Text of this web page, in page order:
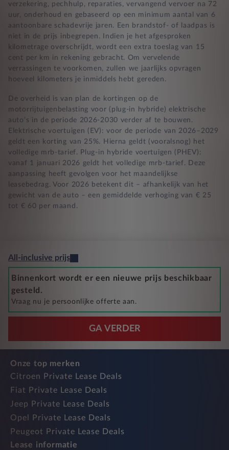
verzekering, pechhulp, reparaties, vervangend vervoer na 72
uur, onderhoud en gebaseerd op een minimum aantal van 6
aantoonbare schadevrije jaren. Een brandstof- of laadpas is
niet in de prijs inbegrepen. Indien je het afgesproken
kilometrage overschrijdt, wordt een extra toeslag van 15
cent per km in rekening gebracht. Om vervelende
verrassingen te voorkomen, zullen we jaarlijks opvragen
hoeveel kilometers je inmiddels hebt gereden.
De overheid is van plan de kortingen op de
motorrijtuigenbelasting voor (plug-in hybride) elektrische
auto’s in de periode 2026-2030 verder af te bouwen.
Elektrische voertuigen (EV): voor de periode van 2026–2029
geldt een korting van 25%. Hierna geldt (vooralsnog) het
volledige mrb-tarief. Plug-in hybride voertuigen (PHEV):
vanaf 1 januari 2026 geldt het volledige mrb-tarief. Deze
aanpassing heeft gevolgen voor het maandelijkse
leasebedrag. Voor 2026 betekent dit – afhankelijk van het
gewicht van de auto – een gemiddelde verhoging van € 25
tot € 60 per maand.
All-inclusive prijs
Binnenkort wordt er een nieuwe prijs beschikbaar
gesteld.
Vraag nu je persoonlijke offerte aan.
GA VERDER
Onze top merken
Citroen Private Lease Deals
Fiat Private Lease Deals
Jeep Private Lease Deals
Opel Private Lease Deals
Peugeot Private Lease Deals
Lease informatie